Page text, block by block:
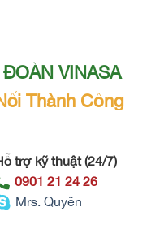
VINASA
Thành Công
trợ kỹ thuật (24/7)
0901 21 24 26
Mrs. Quyên